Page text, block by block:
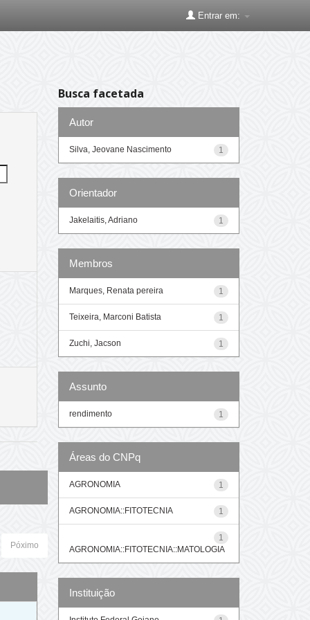
Entrar em:
Póximo
Busca facetada
Autor
1
Silva, Jeovane Nascimento
Orientador
1
Jakelaitis, Adriano
Membros
1
Marques, Renata pereira
1
Teixeira, Marconi Batista
1
Zuchi, Jacson
Assunto
1
rendimento
Áreas do CNPq
1
AGRONOMIA
1
AGRONOMIA::FITOTECNIA
1
AGRONOMIA::FITOTECNIA::MATOLOGIA
Instituição